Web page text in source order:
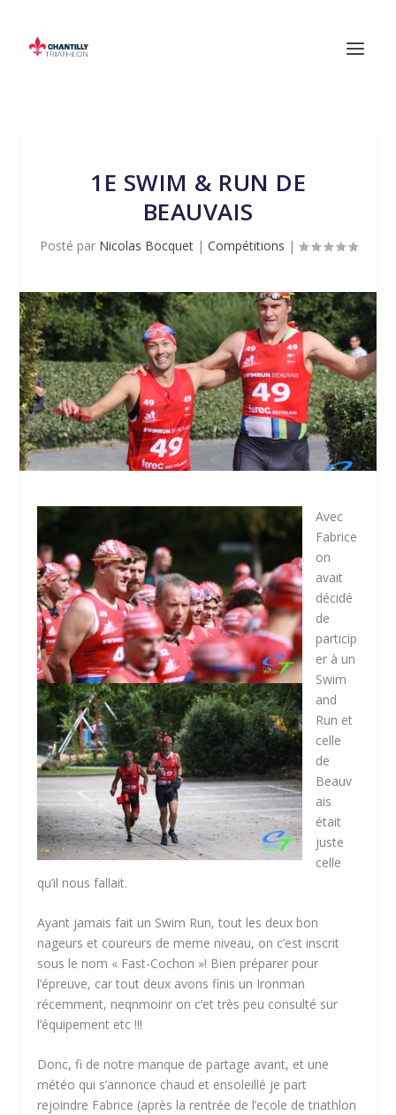
1E SWIM & RUN DE
BEAUVAIS
Posté par Nicolas Bocquet| Compétitions |
Avec
Fabrice
on
avait
décidé
de
particip
er à un
Swim
and
Run et
celle
de
Beauv
ais
était
juste
celle
qu’il nous fallait.
Ayant jamais fait un Swim Run, tout les deux bon
nageurs et coureurs de meme niveau, on c’est inscrit
sous le nom « Fast-Cochon »! Bien préparer pour
l’épreuve, car tout deux avons finis un Ironman
récemment, neqnmoinr on c’et très peu consulté sur
l’équipement etc !!!
Donc, fi de notre manque de partage avant, et une
météo qui s’annonce chaud et ensoleillé je part
rejoindre Fabrice (après la rentrée de l’ecole de triathlon